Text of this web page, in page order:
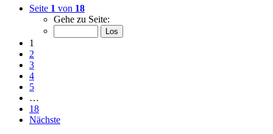
Seite 1 von 18
Gehe zu Seite:
1
2
3
4
5
…
18
Nächste